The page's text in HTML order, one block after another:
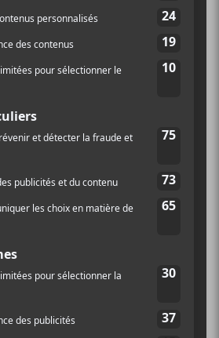
la relève montréalaise de
deCRietHelena Deland.
bien : du folk de qualité.
Klaus
Lafontaine, Sam Joly et
de la partie.Poiriery sera aussi par
en DJ set. Rajoutez à tout ça
que d’autres noms seront
le festival s’étend sur trois